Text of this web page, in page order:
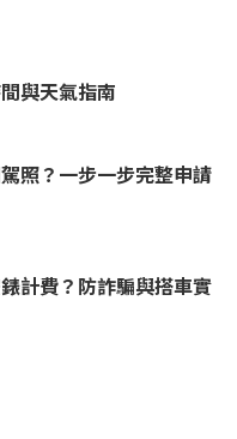
與天氣指南
照？一步一步完整申請
計費？防詐騙與搭車實